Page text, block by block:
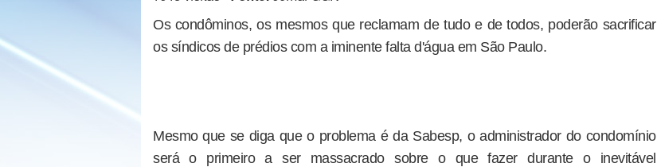
Os condôminos, os mesmos que reclamam de tudo e de todos, poderão sacrificar
os síndicos de prédios com a iminente falta d'água em São Paulo.
Mesmo que se diga que o problema é da Sabesp, o administrador do condomínio
será o primeiro a ser massacrado sobre o que fazer durante o inevitável